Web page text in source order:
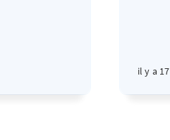
il y a